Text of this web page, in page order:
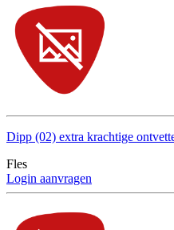
Dipp (02) extra krachtige
Fles
Login aanvragen